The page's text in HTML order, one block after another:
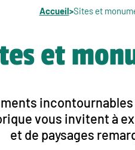
Accueil>Sites et
et
vous invitent à
et de paysages